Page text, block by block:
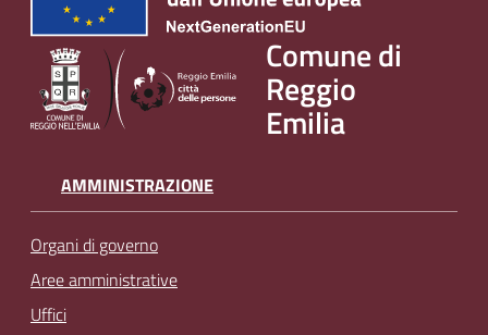
Comune di
Reggio
Emilia
AMMINISTRAZIONE
Organi di governo
Aree amministrative
Uffici